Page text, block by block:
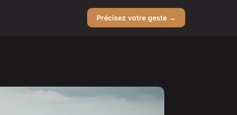
Précisez votre geste →